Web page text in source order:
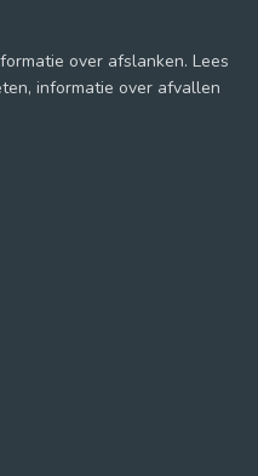
over afslanken. Lees
informatie over afvallen